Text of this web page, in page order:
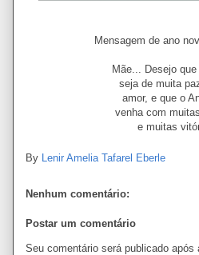
Mensagem de ano
Mãe... Desejo que
seja de muita
amor, e que o
venha com
e muitas
By Lenir Amelia Tafarel Eberle
Nenhum comentário:
Postar um comentário
Seu comentário será publicado após